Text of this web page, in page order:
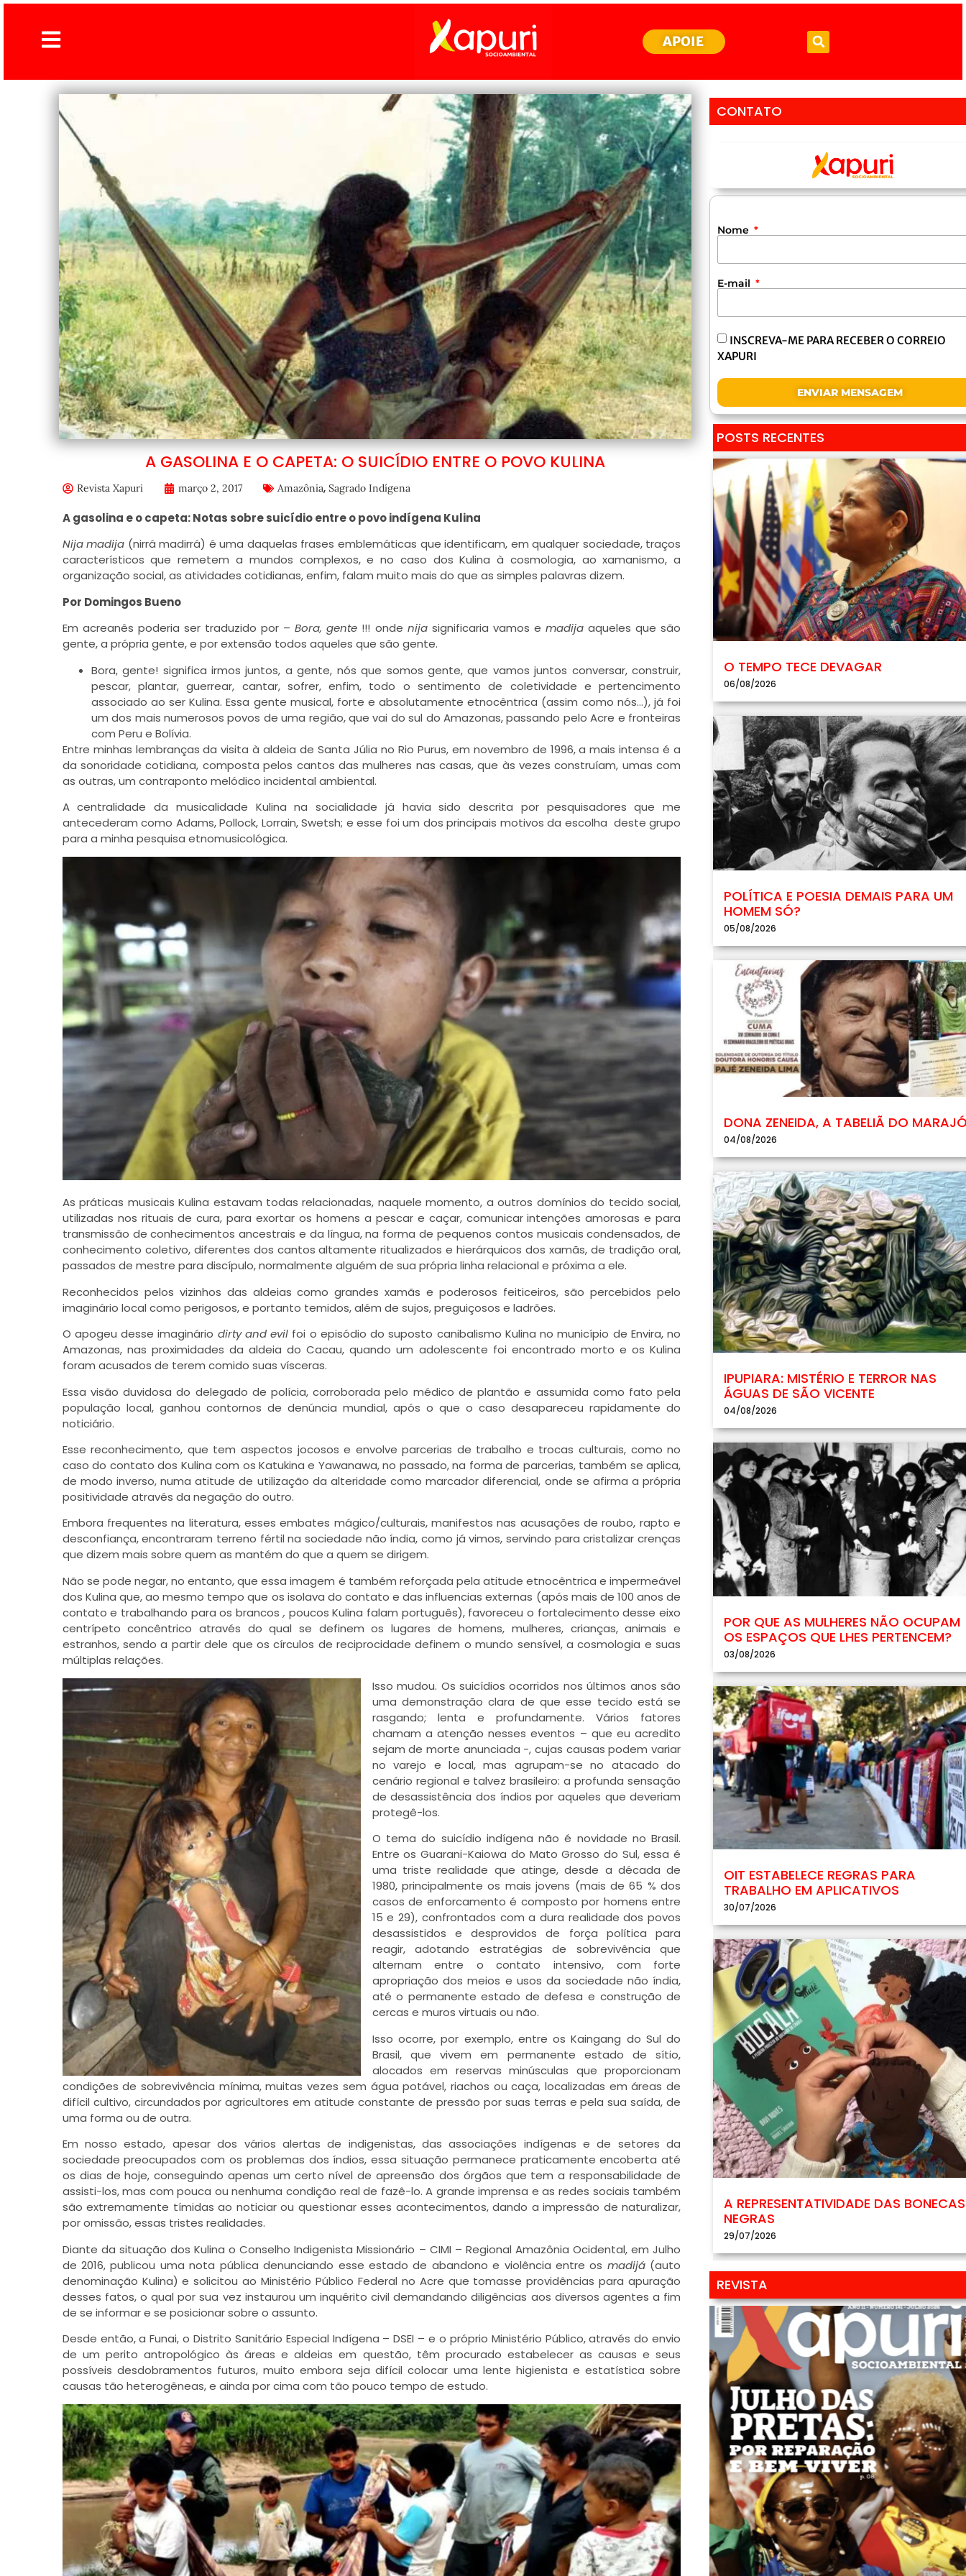
APOIE
A GASOLINA E O CAPETA: O SUICÍDIO ENTRE O POVO KULINA
Revista Xapuri março 2, 2017 Amazônia, Sagrado Indígena
A gasolina e o capeta: Notas sobre suicídio entre o povo indígena Kulina
Nija madija (nirrá madirrá) é uma daquelas frases emblemáticas que identificam, em qualquer sociedade, traços
característicos que remetem a mundos complexos, e no caso dos Kulina à cosmologia, ao xamanismo, a
organização social, as atividades cotidianas, enfim, falam muito mais do que as simples palavras dizem.
Por Domingos Bueno
Em acreanês poderia ser traduzido por –Bora, gente !!! onde nijasignificaria vamos e madijaaqueles que são
gente, a própria gente, e por extensão todos aqueles que são gente.
Bora, gente! significa irmos juntos, a gente, nós que somos gente, que vamos juntos conversar, construir,
pescar, plantar, guerrear, cantar, sofrer, enfim, todo o sentimento de coletividade e pertencimento
associado ao ser Kulina. Essa gente musical, forte e absolutamente etnocêntrica (assim como nós…), já foi
um dos mais numerosos povos de uma região, que vai do sul do Amazonas, passando pelo Acre e fronteiras
com Peru e Bolívia.
Entre minhas lembranças da visita à aldeia de Santa Júlia no Rio Purus, em novembro de 1996, a mais intensa é a
da sonoridade cotidiana, composta pelos cantos das mulheres nas casas, que às vezes construíam, umas com
as outras, um contraponto melódico incidental ambiental.
A centralidade da musicalidade Kulina na socialidade já havia sido descrita por pesquisadores que me
antecederam como Adams, Pollock, Lorrain, Swetsh; e esse foi um dos principais motivos da escolha deste grupo
para a minha pesquisa etnomusicológica.
As práticas musicais Kulina estavam todas relacionadas, naquele momento, a outros domínios do tecido social,
utilizadas nos rituais de cura, para exortar os homens a pescar e caçar, comunicar intenções amorosas e para
transmissão de conhecimentos ancestrais e da língua, na forma de pequenos contos musicais condensados, de
conhecimento coletivo, diferentes dos cantos altamente ritualizados e hierárquicos dos xamãs, de tradição oral,
passados de mestre para discípulo, normalmente alguém de sua própria linha relacional e próxima a ele.
Reconhecidos pelos vizinhos das aldeias como grandes xamãs e poderosos feiticeiros, são percebidos pelo
imaginário local como perigosos, e portanto temidos, além de sujos, preguiçosos e ladrões.
O apogeu desse imaginário dirty and evil foi o episódio do suposto canibalismo Kulina no município de Envira, no
Amazonas, nas proximidades da aldeia do Cacau, quando um adolescente foi encontrado morto e os Kulina
foram acusados de terem comido suas vísceras.
Essa visão duvidosa do delegado de polícia, corroborada pelo médico de plantão e assumida como fato pela
população local, ganhou contornos de denúncia mundial, após o que o caso desapareceu rapidamente do
noticiário.
Esse reconhecimento, que tem aspectos jocosos e envolve parcerias de trabalho e trocas culturais, como no
caso do contato dos Kulina com os Katukina e Yawanawa, no passado, na forma de parcerias, também se aplica,
de modo inverso, numa atitude de utilização da alteridade como marcador diferencial, onde se afirma a própria
positividade através da negação do outro.
Embora frequentes na literatura, esses embates mágico/culturais, manifestos nas acusações de roubo, rapto e
desconfiança, encontraram terreno fértil na sociedade não índia, como já vimos, servindo para cristalizar crenças
que dizem mais sobre quem as mantém do que a quem se dirigem.
Não se pode negar, no entanto, que essa imagem é também reforçada pela atitude etnocêntrica e impermeável
dos Kulina que, ao mesmo tempo que os isolava do contato e das influencias externas (após mais de 100 anos de
contato e trabalhando para os brancos , poucos Kulina falam português), favoreceu o fortalecimento desse eixo
centrípeto concêntrico através do qual se definem os lugares de homens, mulheres, crianças, animais e
estranhos, sendo a partir dele que os círculos de reciprocidade definem o mundo sensível, a cosmologia e suas
múltiplas relações.
Isso mudou. Os suicídios ocorridos nos últimos anos são
uma demonstração clara de que esse tecido está se
rasgando; lenta e profundamente. Vários fatores
chamam a atenção nesses eventos – que eu acredito
sejam de morte anunciada -, cujas causas podem variar
no varejo e local, mas agrupam-se no atacado do
cenário regional e talvez brasileiro: a profunda sensação
de desassistência dos índios por aqueles que deveriam
protegê-los.
O tema do suicídio indígena não é novidade no Brasil.
Entre os Guarani-Kaiowa do Mato Grosso do Sul, essa é
uma triste realidade que atinge, desde a década de
1980, principalmente os mais jovens (mais de 65 % dos
casos de enforcamento é composto por homens entre
15 e 29), confrontados com a dura realidade dos povos
desassistidos e desprovidos de força política para
reagir, adotando estratégias de sobrevivência que
alternam entre o contato intensivo, com forte
apropriação dos meios e usos da sociedade não índia,
até o permanente estado de defesa e construção de
cercas e muros virtuais ou não.
Isso ocorre, por exemplo, entre os Kaingang do Sul do
Brasil, que vivem em permanente estado de sítio,
alocados em reservas minúsculas que proporcionam
condições de sobrevivência mínima, muitas vezes sem água potável, riachos ou caça, localizadas em áreas de
difícil cultivo, circundados por agricultores em atitude constante de pressão por suas terras e pela sua saída, de
uma forma ou de outra.
Em nosso estado, apesar dos vários alertas de indigenistas, das associações indígenas e de setores da
sociedade preocupados com os problemas dos índios, essa situação permanece praticamente encoberta até
os dias de hoje, conseguindo apenas um certo nível de apreensão dos órgãos que tem a responsabilidade de
assisti-los, mas com pouca ou nenhuma condição real de fazê-lo. A grande imprensa e as redes sociais também
são extremamente tímidas ao noticiar ou questionar esses acontecimentos, dando a impressão de naturalizar,
por omissão, essas tristes realidades.
Diante da situação dos Kulina o Conselho Indigenista Missionário – CIMI – Regional Amazônia Ocidental, em Julho
de 2016, publicou uma nota pública denunciando esse estado de abandono e violência entre os madijá(auto
denominação Kulina) e solicitou ao Ministério Público Federal no Acre que tomasse providências para apuração
desses fatos, o qual por sua vez instaurou um inquérito civil demandando diligências aos diversos agentes a fim
de se informar e se posicionar sobre o assunto.
Desde então, a Funai, o Distrito Sanitário Especial Indígena – DSEI – e o próprio Ministério Público, através do envio
de um perito antropológico às áreas e aldeias em questão, têm procurado estabelecer as causas e seus
possíveis desdobramentos futuros, muito embora seja difícil colocar uma lente higienista e estatística sobre
causas tão heterogêneas, e ainda por cima com tão pouco tempo de estudo.
CONTATO
Nome
E-mail
INSCREVA-ME PARA RECEBER O CORREIO
XAPURI
ENVIAR MENSAGEM
POSTS RECENTES
O TEMPO TECE DEVAGAR
06/08/2026
POLÍTICA E POESIA DEMAIS PARA UM
HOMEM SÓ?
05/08/2026
DONA ZENEIDA, A TABELIÃ DO
04/08/2026
IPUPIARA: MISTÉRIO E TERROR NAS
ÁGUAS DE SÃO VICENTE
04/08/2026
POR QUE AS MULHERES NÃO OCUPAM
OS ESPAÇOS QUE LHES PERTENCEM?
03/08/2026
OIT ESTABELECE REGRAS PARA
TRABALHO EM APLICATIVOS
30/07/2026
A REPRESENTATIVIDADE DAS BONECAS
NEGRAS
29/07/2026
REVISTA